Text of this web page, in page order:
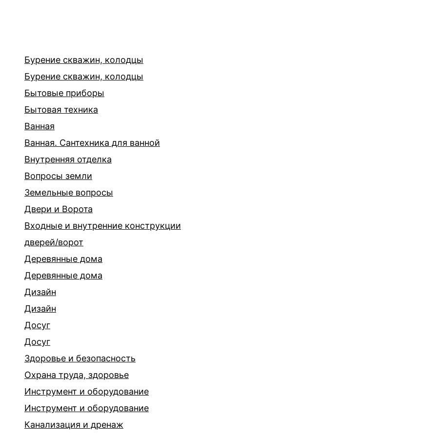
Бурение скважин, колодцы
Бурение скважин, колодцы
Бытовые приборы
Бытовая техника
Ванная
Ванная. Сантехника для ванной
Внутренняя отделка
Вопросы земли
Земельные вопросы
Двери и Ворота
Входные и внутренние конструкции
дверей/ворот
Деревянные дома
Деревянные дома
Дизайн
Дизайн
Досуг
Досуг
Здоровье и безопасность
Охрана труда, здоровье
Инструмент и оборудование
Инструмент и оборудование
Канализация и дренаж